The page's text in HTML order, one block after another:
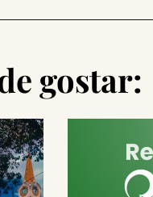
gostar: